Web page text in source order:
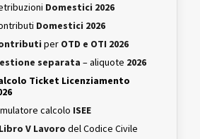
Domestici 2026
Domestici 2026
per OTD e OTI 2026
separata – aliquote 2026
Ticket Licenziamento
calcolo ISEE
Libro V Lavoro del Codice Civile